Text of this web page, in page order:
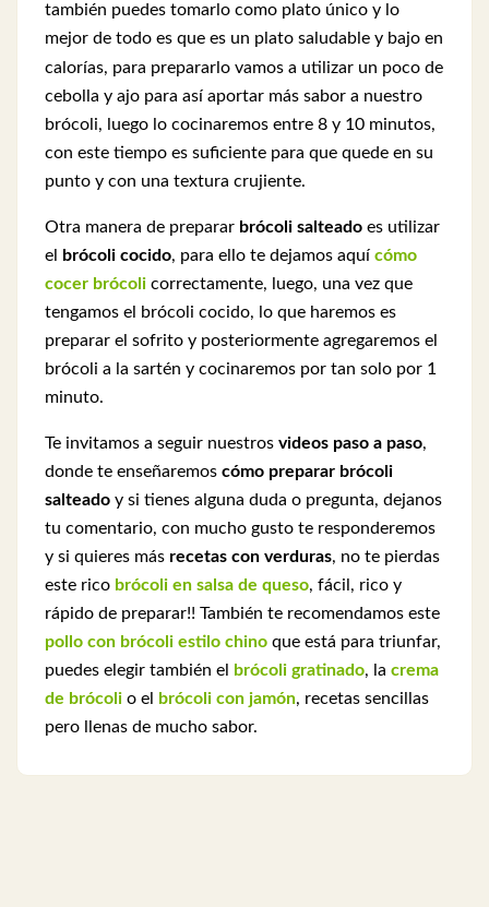
también puedes tomarlo como plato único y lo
mejor de todo es que es un plato saludable y bajo en
calorías, para prepararlo vamos a utilizar un poco de
cebolla y ajo para así aportar más sabor a nuestro
brócoli, luego lo cocinaremos entre 8 y 10 minutos,
con este tiempo es suficiente para que quede en su
punto y con una textura crujiente.
Otra manera de preparar brócoli salteado es utilizar
el
brócoli cocido, para ello te dejamos aquí cómo
cocer brócoli correctamente, luego, una vez que
tengamos el brócoli cocido, lo que haremos es
preparar el sofrito y posteriormente agregaremos el
brócoli a la sartén y cocinaremos por tan solo por 1
minuto.
Te invitamos a seguir nuestros videos paso a paso,
donde te enseñaremos cómo preparar brócoli
salteado y si tienes alguna duda o pregunta, dejanos
tu comentario, con mucho gusto te responderemos
y si quieres más recetas con verduras, no te pierdas
este rico brócoli en salsa de queso, fácil, rico y
rápido de preparar!! También te recomendamos este
pollo con brócoli estilo chino que está para triunfar,
puedes elegir también el
brócoli gratinado, la crema
de brócoli o el brócoli con jamón, recetas sencillas
pero llenas de mucho sabor.